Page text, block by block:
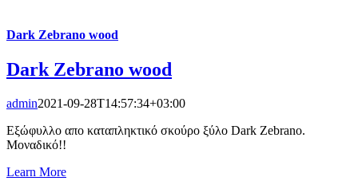
Dark Zebrano wood
Dark Zebrano wood
admin2021-09-28T14:57:34+03:00
Εξώφυλλο απο καταπληκτικό σκούρο ξύλο Dark Zebrano.
Μοναδικό!!
Learn More